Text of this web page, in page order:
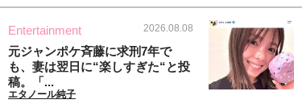
Entertainment 2026.08.08
元ジャンポケ斉藤に求刑7年で
も、妻は翌日に“楽しすぎた“と投
稿。「...
エタノール純子